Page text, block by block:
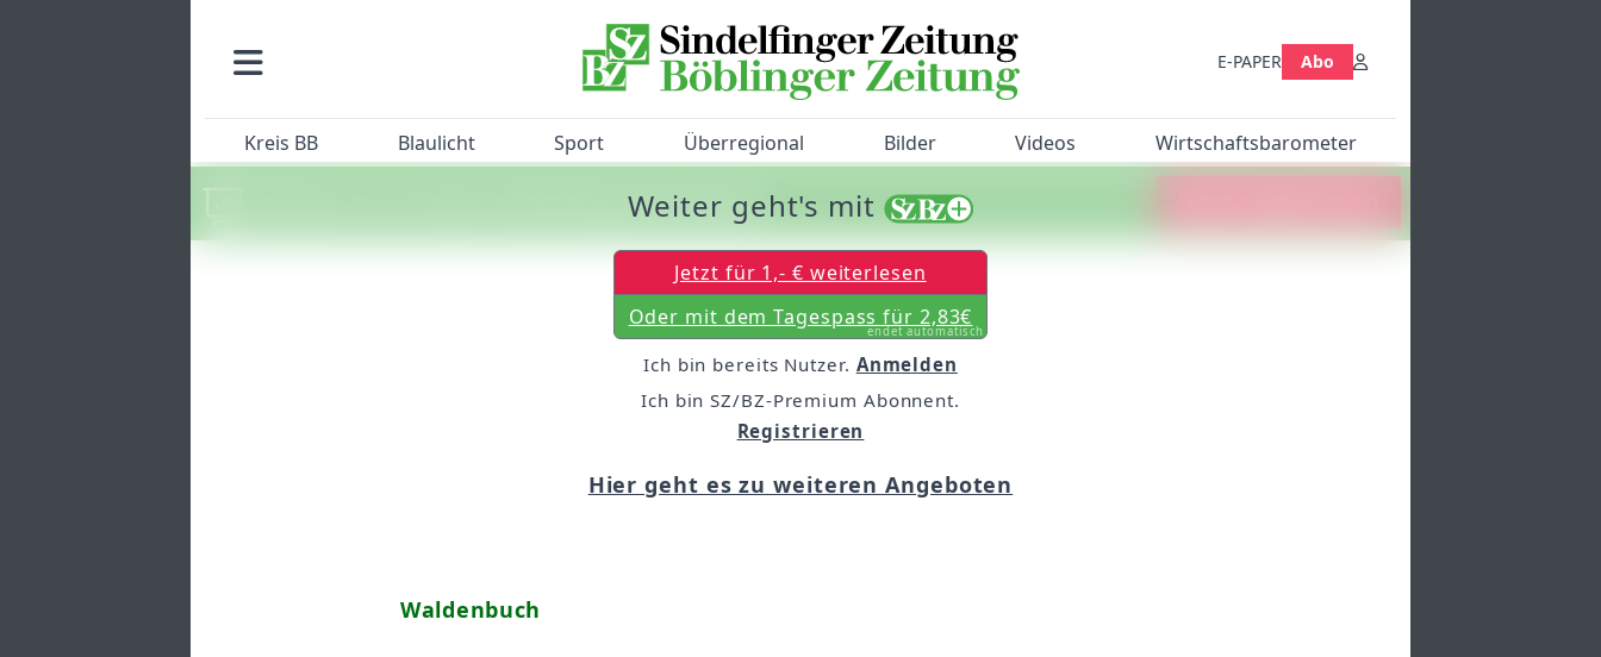
E-PAPER Abo
Kreis BB Blaulicht Sport Überregional Bilder Videos Wirtschaftsbarometer
Machen Sie mit beim SZ/BZ-Bürgerbarometer!
Waldenbuch
Weiter geht's mit
Jetzt für 1,- € weiterlesen
Oder mit dem Tagespass für 2,83€
endet automatisch
Ich bin bereits Nutzer. Anmelden
Ich bin SZ/BZ-Premium Abonnent.
Registrieren
Hier geht es zu weiteren Angeboten